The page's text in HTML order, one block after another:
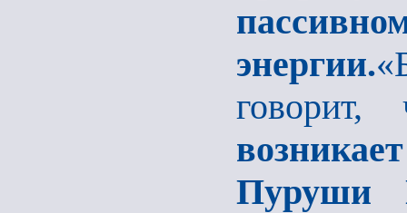
энергии.
говорит,
Пуруши